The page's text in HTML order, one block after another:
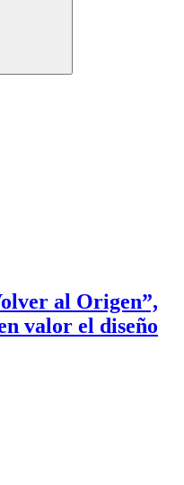
al Origen”,
valor el diseño